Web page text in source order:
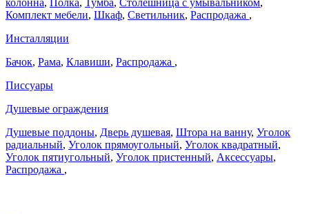
колонна, Полка, Тумба, Столешница с умывальником,
Комплект мебели, Шкаф, Светильник, Распродажа ,
Инсталляции
Бачок, Рама, Клавиши, Распродажа ,
Писсуары
Душевые ограждения
Душевые поддоны, Дверь душевая, Штора на ванну, Уголок
радиальный, Уголок прямоугольный, Уголок квадратный,
Уголок пятиугольный, Уголок пристенный, Аксессуары,
Распродажа ,